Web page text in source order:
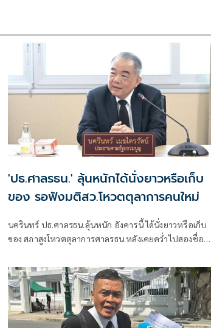
'ปธ.ศาลรธน.' ลุ้นหนักได้นั่งยาวหรือเก็บ
ของ รอฟังมติสว.โหวตตุลาการคนใหม่
นครินทร์ ปธ.ศาลรธน.ลุ้นหนัก อังคารนี้ ได้นั่งยาวหรือเก็บ
ของ สภาสูงโหวตตุลาการศาลรธน.หลังเคยคว่ำไปสองชื่อ
คุณสมบัติ”ศ.จักรพงศ์-รร.นายร้อยตำรวจ”แต่รอสัญญาณ
เช้า 30 มิ.ย.ให้ผ่านหรือสอยร่วง